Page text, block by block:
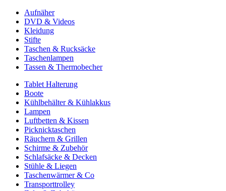
Aufnäher
DVD & Videos
Kleidung
Stifte
Taschen & Rucksäcke
Taschenlampen
Tassen & Thermobecher
Tablet Halterung
Boote
Kühlbehälter & Kühlakkus
Lampen
Luftbetten & Kissen
Picknicktaschen
Räuchern & Grillen
Schirme & Zubehör
Schlafsäcke & Decken
Stühle & Liegen
Taschenwärmer & Co
Transporttrolley